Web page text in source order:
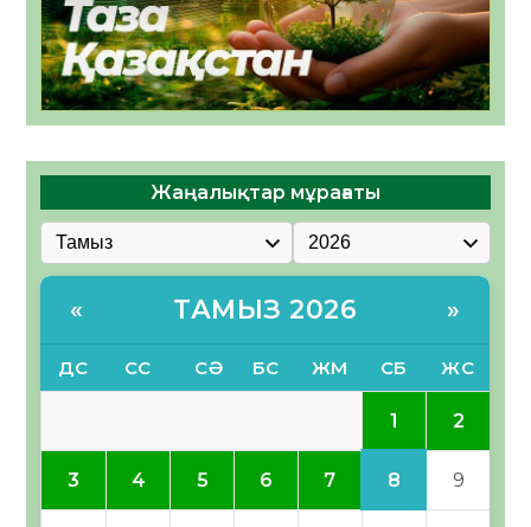
Жаңалықтар мұрағаты
« ТАМЫЗ 2026 »
ДС СС СӘ БС ЖМ СБ ЖС
1 2
3 4 5 6 7 8 9